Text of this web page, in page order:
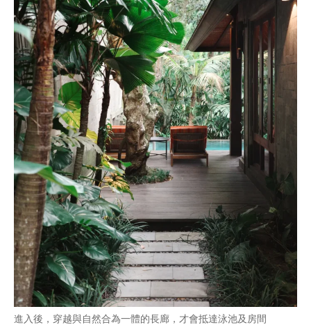
進入後，穿越與自然合為一體的長廊，才會抵達泳池及房間